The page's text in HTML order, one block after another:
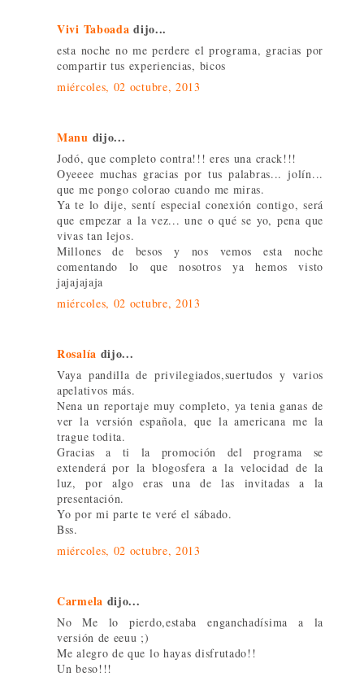
Vivi Taboada dijo...
esta noche no me perdere el programa, gracias por
compartir tus experiencias, bicos
miércoles, 02 octubre, 2013
Manu dijo...
Jodó, que completo contra!!! eres una crack!!!
Oyeeee muchas gracias por tus palabras... jolín...
que me pongo colorao cuando me miras.
Ya te lo dije, sentí especial conexión contigo, será
que empezar a la vez... une o qué se yo, pena que
vivas tan lejos.
Millones de besos y nos vemos esta noche
comentando lo que nosotros ya hemos visto
jajajajaja
miércoles, 02 octubre, 2013
Rosalía dijo...
Vaya pandilla de privilegiados,suertudos y varios
apelativos más.
Nena un reportaje muy completo, ya tenia ganas de
ver la versión española, que la americana me la
trague todita.
Gracias a ti la promoción del programa se
extenderá por la blogosfera a la velocidad de la
luz, por algo eras una de las invitadas a la
presentación.
Yo por mi parte te veré el sábado.
Bss.
miércoles, 02 octubre, 2013
Carmela dijo...
No Me lo pierdo,estaba enganchadísima a la
versión de eeuu ;)
Me alegro de que lo hayas disfrutado!!
Un beso!!!